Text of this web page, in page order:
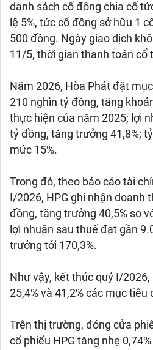
danh sách cổ đông chia cổ
lệ 5%, tức cổ đông sở hữu 1
500 đồng. Ngày giao dịch
11/5, thời gian thanh toán cổ
Năm 2026, Hòa Phát đặt
210 nghìn tỷ đồng, tăng
thực hiện của năm 2025; lợi
tỷ đồng, tăng trưởng 41,8%;
mức 15%.
Trong đó, theo báo cáo tài
I/2026, HPG ghi nhận doanh
đồng, tăng trưởng 40,5% so
lợi nhuận sau thuế đạt gần
trưởng tới 170,3%.
Như vậy, kết thúc quý I/
25,4% và 41,2% các mục tiêu
Trên thị trường, đóng cửa
cổ phiếu HPG tăng nhẹ